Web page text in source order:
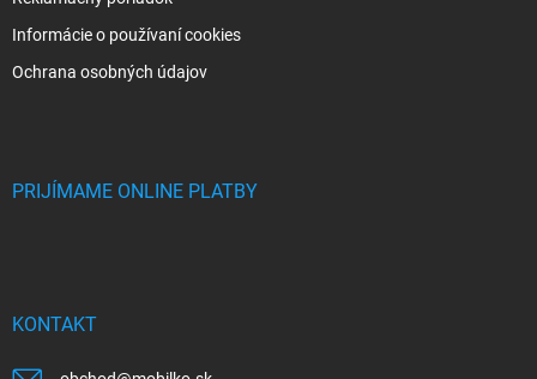
Informácie o používaní cookies
Ochrana osobných údajov
PRIJÍMAME ONLINE PLATBY
KONTAKT